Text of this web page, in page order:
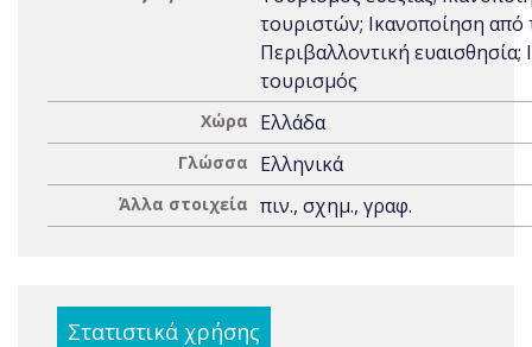
τουριστών; Ικανοποίηση από
Περιβαλλοντική ευαισθησία;
τουρισμός
Χώρα Ελλάδα
Γλώσσα Ελληνικά
Άλλα στοιχεία πιν., σχημ., γραφ.
Στατιστικά χρήσης